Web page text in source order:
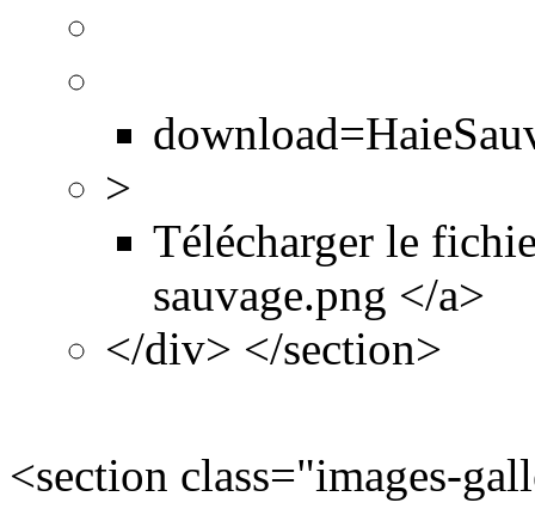
>
Télécharger le
sauvage.png </a>
</div> </section>
<section class="images-